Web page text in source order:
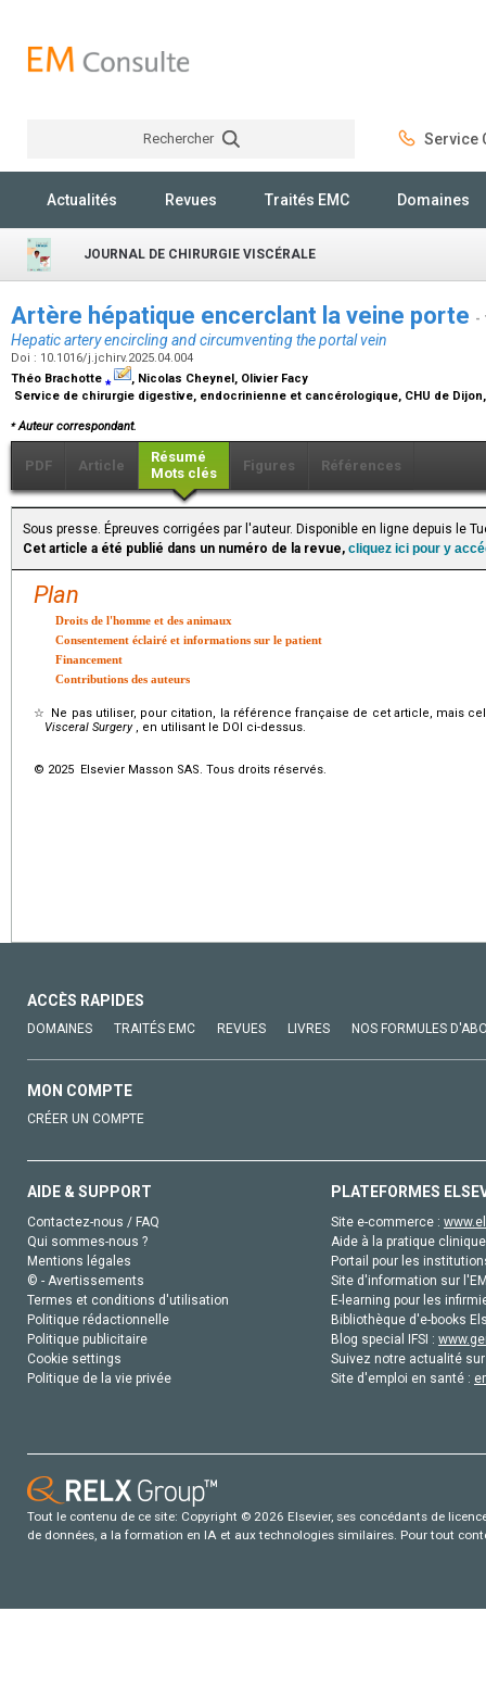
Rechercher Service
Actualités Revues Traités EMC Domaines
JOURNAL DE CHIRURGIE VISCÉRALE
Artère hépatique encerclant la veine porte -
Hepatic artery encircling and circumventing the portal vein
Doi : 10.1016/j.jchirv.2025.04.004
Théo Brachotte ⁎
, Nicolas Cheynel, Olivier Facy
Service de chirurgie digestive, endocrinienne et cancérologique, CHU de Dijon,
⁎Auteur correspondant.
PDF Article
Résumé
Mots clés
Figures Références
Sous presse. Épreuves corrigées par l'auteur. Disponible en ligne depuis le
Cet article a été publié dans un numéro de la revue, cliquez ici pour y
Plan
Droits de l'homme et des animaux
Consentement éclairé et informations sur le patient
Financement
Contributions des auteurs
☆
Ne pas utiliser, pour citation, la référence française de cet article, mais
Visceral Surgery, en utilisant le DOI ci-dessus.
© 2025 Elsevier Masson SAS. Tous droits réservés.
ACCÈS RAPIDES
DOMAINES TRAITÉS EMC REVUES LIVRES NOS FORMULES
MON COMPTE
CRÉER UN COMPTE
AIDE & SUPPORT
Contactez-nous / FAQ
Qui sommes-nous ?
Mentions légales
© - Avertissements
Termes et conditions d'utilisation
Politique rédactionnelle
Politique publicitaire
Cookie settings
Politique de la vie privée
PLATEFORMES
Site e-commerce :
Aide à la pratique
Portail pour les
Site d'information sur
E-learning pour les
Bibliothèque d'e-books
Blog special IFSI :
Suivez notre actualité
Site d'emploi en santé :
Tout le contenu de ce site: Copyright © 2026 Elsevier, ses concédants de
de données, a la formation en IA et aux technologies similaires. Pour tout